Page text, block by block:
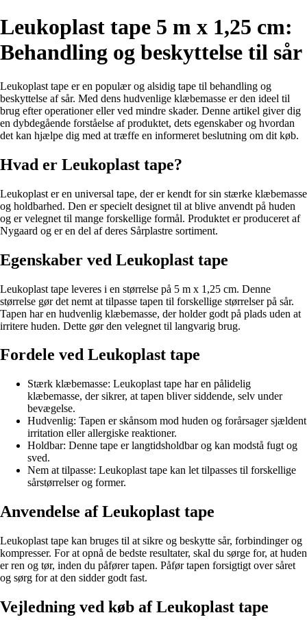
Leukoplast tape 5 m x 1,25 cm:
Behandling og beskyttelse til sår
Leukoplast tape er en populær og alsidig tape til behandling og
beskyttelse af sår. Med dens hudvenlige klæbemasse er den ideel til
brug efter operationer eller ved mindre skader. Denne artikel giver dig
en dybdegående forståelse af produktet, dets egenskaber og hvordan
det kan hjælpe dig med at træffe en informeret beslutning om dit køb.
Hvad er Leukoplast tape?
Leukoplast er en universal tape, der er kendt for sin stærke klæbemasse
og holdbarhed. Den er specielt designet til at blive anvendt på huden
og er velegnet til mange forskellige formål. Produktet er produceret af
Nygaard og er en del af deres Sårplastre sortiment.
Egenskaber ved Leukoplast tape
Leukoplast tape leveres i en størrelse på 5 m x 1,25 cm. Denne
størrelse gør det nemt at tilpasse tapen til forskellige størrelser på sår.
Tapen har en hudvenlig klæbemasse, der holder godt på plads uden at
irritere huden. Dette gør den velegnet til langvarig brug.
Fordele ved Leukoplast tape
Stærk klæbemasse: Leukoplast tape har en pålidelig
klæbemasse, der sikrer, at tapen bliver siddende, selv under
bevægelse.
Hudvenlig: Tapen er skånsom mod huden og forårsager sjældent
irritation eller allergiske reaktioner.
Holdbar: Denne tape er langtidsholdbar og kan modstå fugt og
sved.
Nem at tilpasse: Leukoplast tape kan let tilpasses til forskellige
sårstørrelser og former.
Anvendelse af Leukoplast tape
Leukoplast tape kan bruges til at sikre og beskytte sår, forbindinger og
kompresser. For at opnå de bedste resultater, skal du sørge for, at huden
er ren og tør, inden du påfører tapen. Påfør tapen forsigtigt over såret
og sørg for at den sidder godt fast.
Vejledning ved køb af Leukoplast tape